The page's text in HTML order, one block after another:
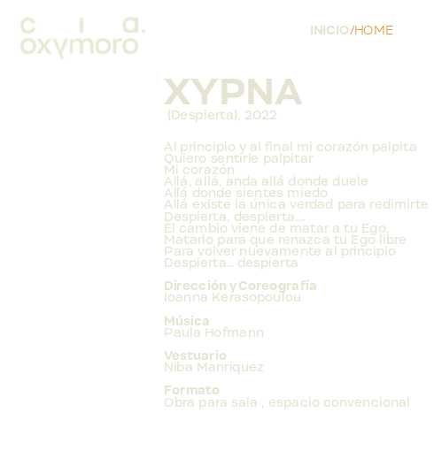
INICIO/HOME
XYPNA
(Despierta), 2022
Al principio y al final mi corazón palpita
Quiero sentirle palpitar
Mi corazón
Allá, allá, anda allá donde duele
Allá donde sientes miedo
Allá existe la única verdad para redimirte
Despierta, despierta....
El cambio viene de matar a tu Ego,
Matarlo para que renazca tu Ego libre
Para volver nuevamente al principio
Despierta... despierta
Dirección y Coreografía
Ioanna Kerasopoulou
Música
Paula Hofmann
Vestuario
Niba Manríquez
Formato
Obra para sala , espacio convencional